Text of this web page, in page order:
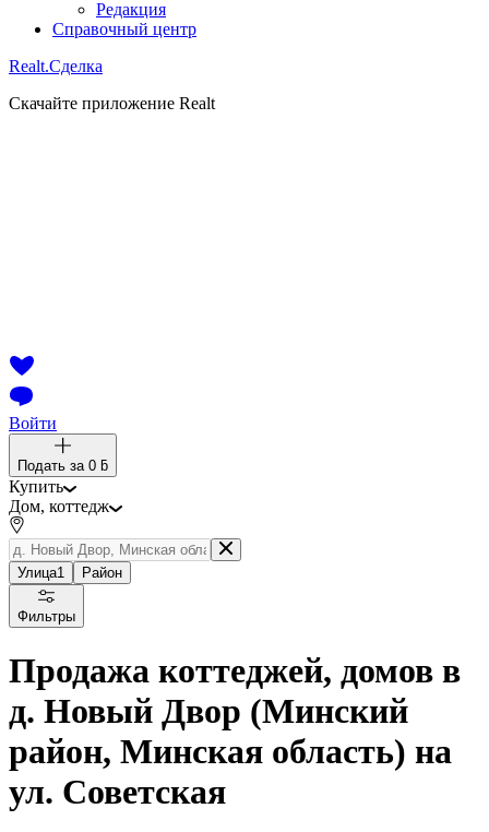
Редакция
Справочный центр
Realt.Сделка
Скачайте приложение Realt
Войти
Подать за 0 ƃ
Купить
Дом, коттедж
Улица1 Район
Фильтры
Продажа коттеджей, домов в
д. Новый Двор (Минский
район, Минская область) на
ул. Советская